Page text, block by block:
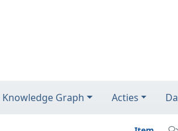
Graph Acties